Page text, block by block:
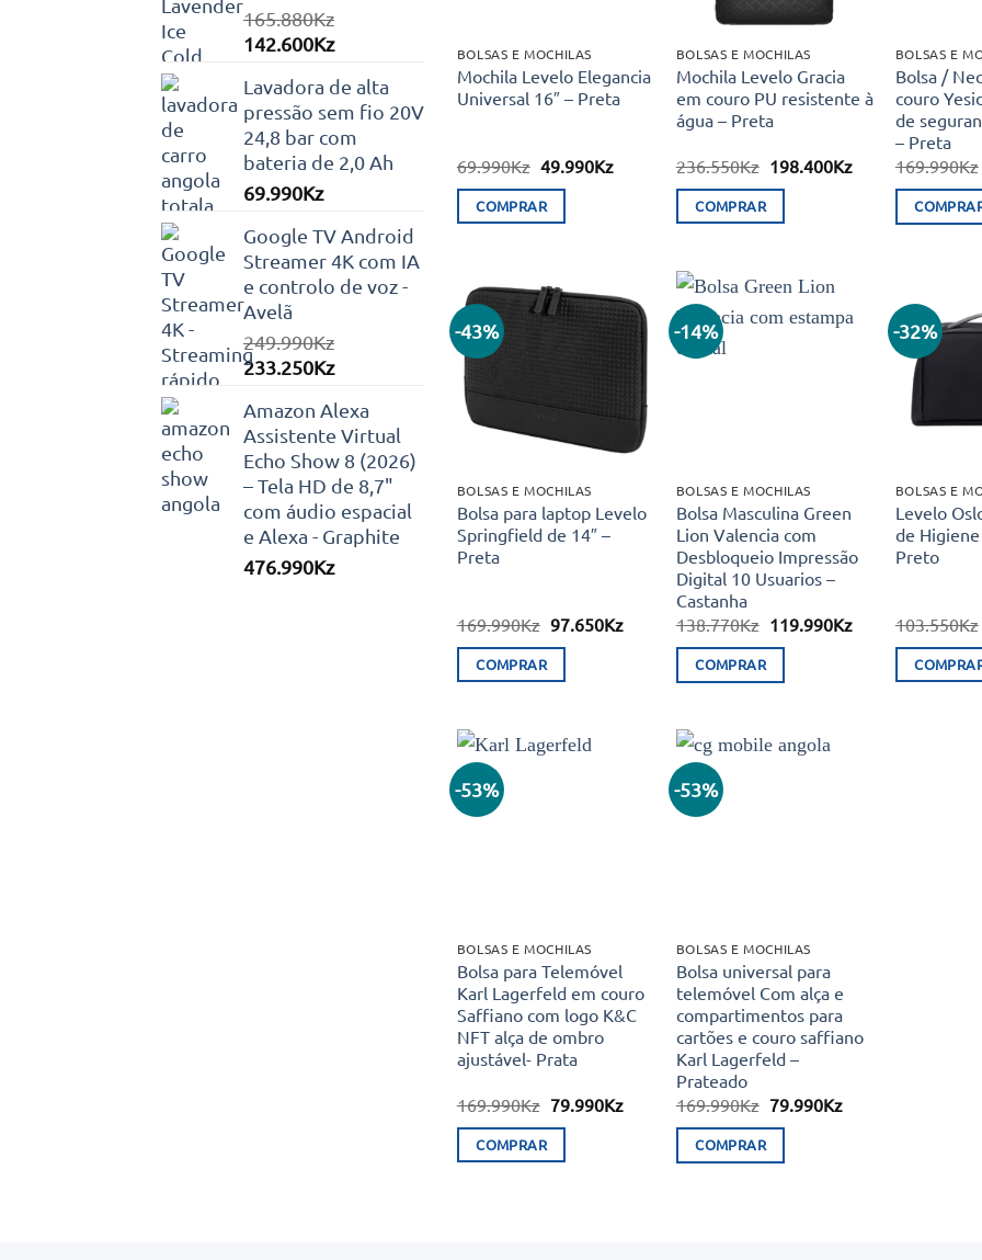
165.880Kz
O
original
era:
165.880Kz.
142.600KzO
atual
é:
142.600Kz.
Lavadora de alta
pressão sem fio 20V
24,8 bar com
bateria de 2,0 Ah
69.990Kz
Google TV Android
Streamer 4K com IA
e controlo de voz -
Avelã
249.990Kz
O
original
era:
249.990Kz.
233.250KzO
atual
é:
233.250Kz.
Amazon Alexa
Assistente Virtual
Echo Show 8 (2026)
– Tela HD de 8,7"
com áudio espacial
e Alexa - Graphite
476.990Kz
BOLSAS E MOCHILAS
Mochila Levelo Elegancia
Universal 16″ – Preta
69.990Kz O
original
era:
49.990KzO
COMPRAR
BOLSAS E MOCHILAS
Mochila Levelo Gracia
em couro PU resistente à
água – Preta
236.550Kz O
era:
198.400KzO
COMPRAR
BOLSAS E
Bolsa /
couro
de
– Preta
169.990Kz
-43%
Adicionar
aos meus
BOLSAS E MOCHILAS
Bolsa para laptop Levelo
Springfield de 14″ –
Preta
169.990Kz O
era:
97.650KzO
COMPRAR
-14%
BOLSAS E MOCHILAS
Bolsa Masculina Green
Lion Valencia com
Desbloqueio Impressão
Digital 10 Usuarios –
Castanha
138.770Kz O
era:
119.990KzO
COMPRAR
-32%
BOLSAS E
Levelo
de Higiene
Preto
103.550Kz
-53%
BOLSAS E MOCHILAS
Bolsa para Telemóvel
Karl Lagerfeld em couro
Saffiano com logo K&C
NFT alça de ombro
ajustável- Prata
169.990Kz O
era:
79.990KzO
COMPRAR
-53%
BOLSAS E MOCHILAS
Bolsa universal para
telemóvel Com alça e
compartimentos para
cartões e couro saffiano
Karl Lagerfeld –
Prateado
169.990Kz O
era:
79.990KzO
COMPRAR